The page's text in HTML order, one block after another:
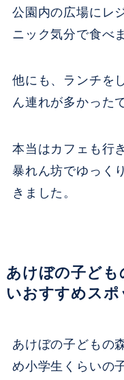
公園内の広場にレ
ニック気分で食べ
他にも、ランチを
ん連れが多かった
本当はカフェも行
暴れん坊でゆっく
きました。
あけぼの子ども
いおすすめスポ
あけぼの子どもの
め小学生くらいの